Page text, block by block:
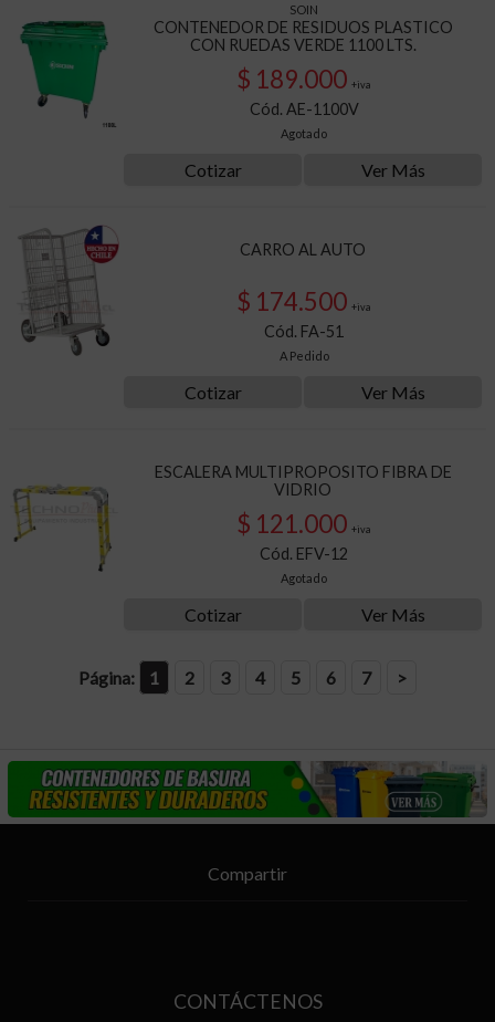
SOIN
CONTENEDOR DE RESIDUOS PLASTICO
CON RUEDAS VERDE 1100 LTS.
$ 189.000 +iva
Cód. AE-1100V
Agotado
Cotizar Ver Más
CARRO AL AUTO
$ 174.500 +iva
Cód. FA-51
A Pedido
Cotizar Ver Más
ESCALERA MULTIPROPOSITO FIBRA DE
VIDRIO
$ 121.000 +iva
Cód. EFV-12
Agotado
Cotizar Ver Más
Página: 1 2 3 4 5 6 7 >
Compartir
CONTÁCTENOS